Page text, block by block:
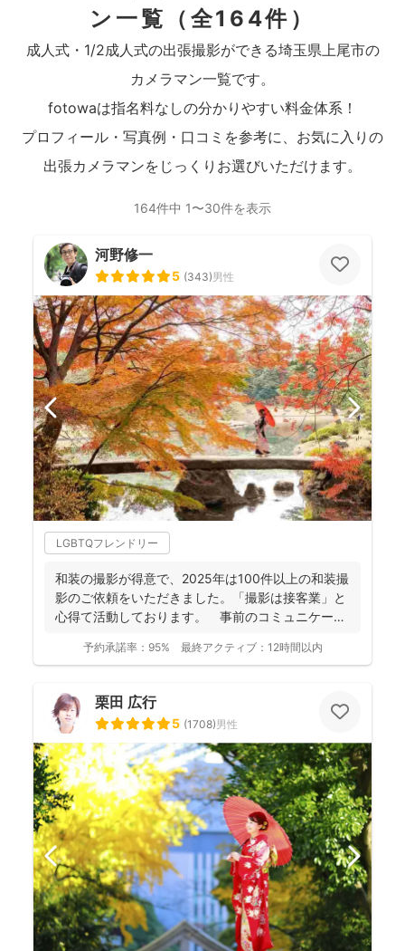
ン一覧
（全164件）
成人式・1/2成人式の出張撮影ができる埼玉県上尾市の
カメラマン一覧です。
fotowaは指名料なしの分かりやすい料金体系！
プロフィール・写真例・口コミを参考に、お気に入りの
出張カメラマンをじっくりお選びいただけます。
164件中 1〜30件を表示
河野修一
5 (343)男性
LGBTQフレンドリー
和装の撮影が得意で、2025年は100件以上の和装撮
影のご依頼をいただきました。「撮影は接客業」と
心得て活動しております。 事前のコミュニケーシ
予約承諾率： 95% 最終アクティブ： 12時間以内
栗田 広行
5 (1708)男性